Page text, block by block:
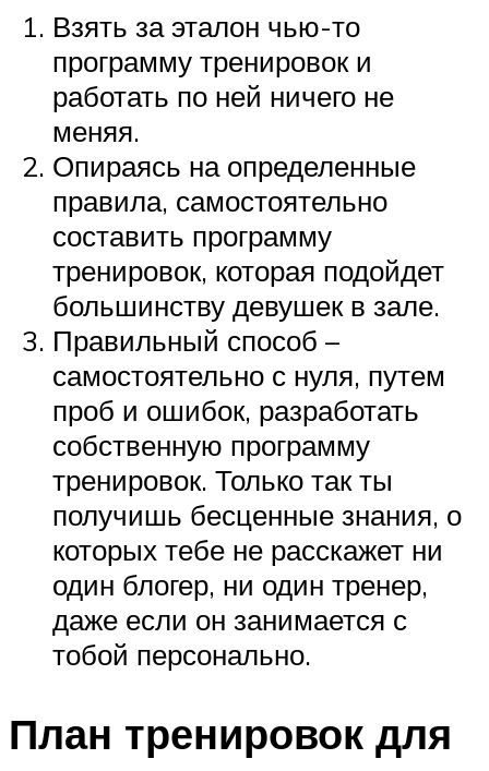
Взять за эталон чью-то
программу тренировок и
работать по ней ничего не
меняя.
Опираясь на определенные
правила, самостоятельно
составить программу
тренировок, которая подойдет
большинству девушек в зале.
Правильный способ –
самостоятельно с нуля, путем
проб и ошибок, разработать
собственную программу
тренировок. Только так ты
получишь бесценные знания, о
которых тебе не расскажет ни
один блогер, ни один тренер,
даже если он занимается с
тобой персонально.
План тренировок для